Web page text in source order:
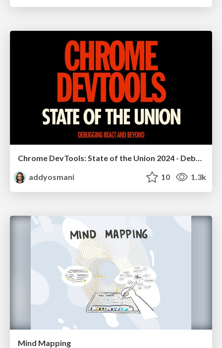
Chrome DevTools: State of the Union 2024 - Debugging React & Beyond
addyosmani
10 1.3k
Mind Mapping